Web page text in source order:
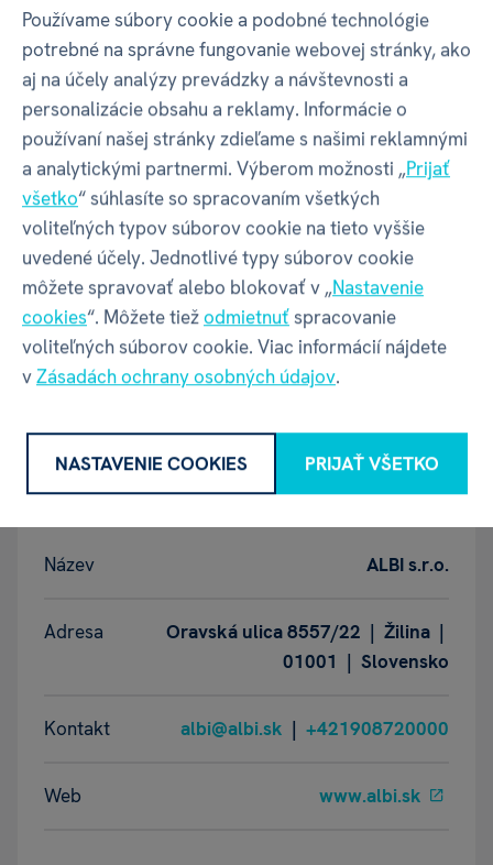
Balenie produktu
Šírka balenia 355 mm
Hĺbka balenia 76 mm
Výška balenia 280 mm
Váha balenia
GPSR - Výrobca
Název ALBI s.r.o.
Adresa
Oravská ulica 8557/22 | Žilina |
01001 | Slovensko
Kontakt albi@albi.sk | +421908720000
Web www.albi.sk
Používame súbory cookie a podobné technológie
potrebné na správne fungovanie webovej stránky, ako
aj na účely analýzy prevádzky a návštevnosti a
personalizácie obsahu a reklamy. Informácie o
používaní našej stránky zdieľame s našimi reklamnými
a analytickými partnermi. Výberom možnosti „Prijať
všetko“ súhlasíte so spracovaním všetkých
voliteľných typov súborov cookie na tieto vyššie
uvedené účely. Jednotlivé typy súborov cookie
môžete spravovať alebo blokovať v „Nastavenie
cookies“. Môžete tiežodmietnuťspracovanie
voliteľných súborov cookie. Viac informácií nájdete
vZásadách ochrany osobných údajov.
NASTAVENIE COOKIES PRIJAŤ VŠETKO